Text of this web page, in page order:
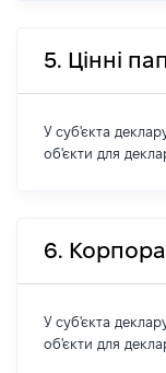
5. Цінні
У суб'єкта
об'єкти для
6.
У суб'єкта
об'єкти для